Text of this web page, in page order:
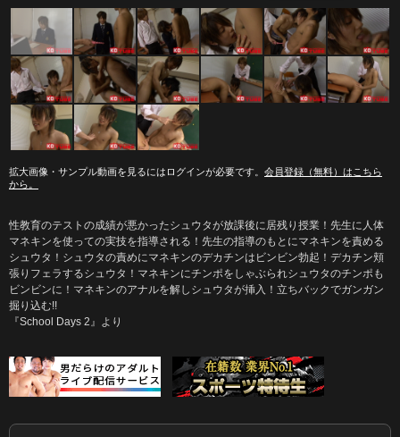
拡大画像・サンプル動画を見るにはログインが必要です。 会員登録（無料）はこちら
から。
性教育のテストの成績が悪かったシュウタが放課後に居残り授業！先生に人体
マネキンを使っての実技を指導される！先生の指導のもとにマネキンを責める
シュウタ！シュウタの責めにマネキンのデカチンはビンビン勃起！デカチン頬
張りフェラするシュウタ！マネキンにチンポをしゃぶられシュウタのチンポも
ビンビンに！マネキンのアナルを解しシュウタが挿入！立ちバックでガンガン
掘り込む!!
『School Days 2』より